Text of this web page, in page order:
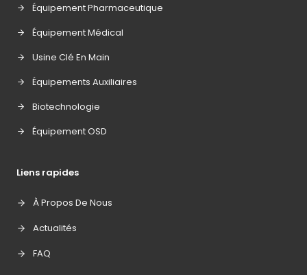
Équipement Pharmaceutique
Équipement Médical
Usine Clé En Main
Équipements Auxiliaires
Biotechnologie
Équipement OSD
Liens rapides
À Propos De Nous
Actualités
FAQ